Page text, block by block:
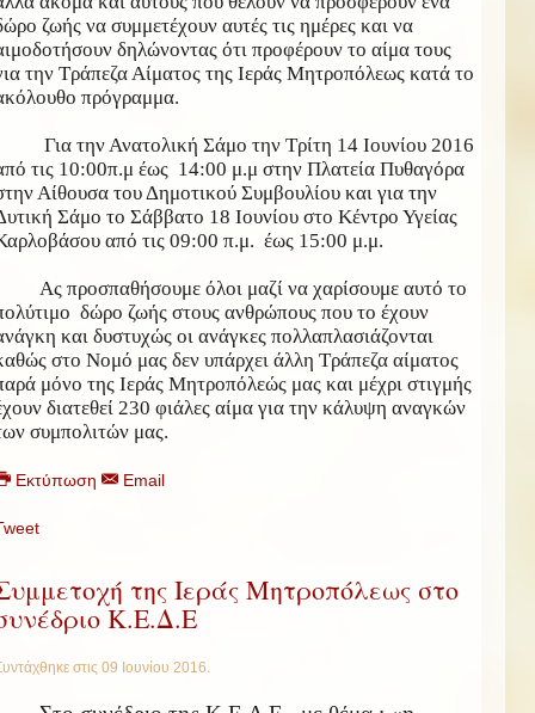
ζωής να συμμετέχουν αυτές τις ημέρες και να
δηλώνοντας ότι προφέρουν το αίμα τους
την Τράπεζα Αίματος της Ιεράς Μητροπόλεως κατά το
πρόγραμμα.
Για την Ανατολική Σάμο την Τρίτη 14 Ιουνίου 2016
τις 10:00π.μ έως 14:00 μ.μ στην Πλατεία Πυθαγόρα
Αίθουσα του Δημοτικού Συμβουλίου και για την
Σάμο το Σάββατο 18 Ιουνίου στο Κέντρο Υγείας
από τις 09:00 π.μ. έως 15:00 μ.μ.
Ας προσπαθήσουμε όλοι μαζί να χαρίσουμε αυτό το
δώρο ζωής στους ανθρώπους που το έχουν
και δυστυχώς οι ανάγκες πολλαπλασιάζονται
στο Νομό μας δεν υπάρχει άλλη Τράπεζα αίματος
μόνο της Ιεράς Μητροπόλεώς μας και μέχρι στιγμής
διατεθεί 230 φιάλες αίμα για την κάλυψη αναγκών
συμπολιτών μας.
Εκτύπωση Email
της Ιεράς Μητροπόλεως στο
Κ.Ε.Δ.Ε
στις 09 Ιουνίου 2016.